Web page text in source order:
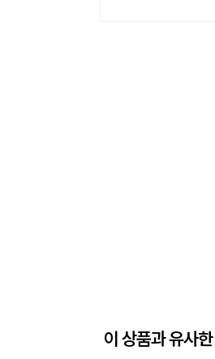
이 상품과 유사한